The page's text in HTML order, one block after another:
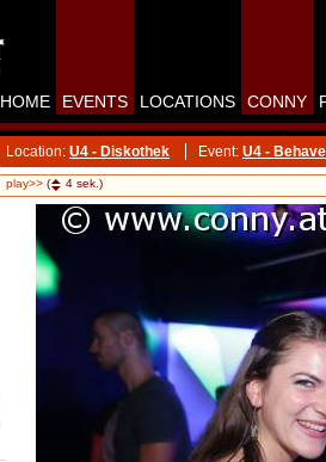
HOME EVENTS LOCATIONS CONNY
Location: U4 - Diskothek Event: U4 - Behave
play>> ( 4 sek.)